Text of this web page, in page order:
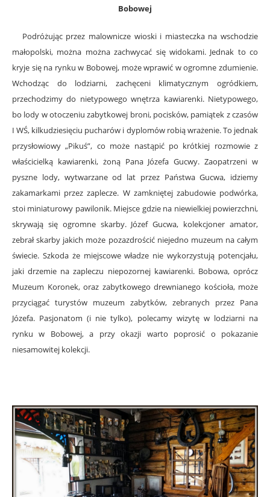
Bobowej
Podróżując przez malownicze wioski i miasteczka na wschodzie
małopolski, można można zachwycać się widokami. Jednak to co
kryje się na rynku w Bobowej, może wprawić w ogromne zdumienie.
Wchodząc do lodziarni, zachęceni klimatycznym ogródkiem,
przechodzimy do nietypowego wnętrza kawiarenki. Nietypowego,
bo lody w otoczeniu zabytkowej broni, pocisków, pamiątek z czasów
I WŚ, kilkudziesięciu pucharów i dyplomów robią wrażenie. To jednak
przysłowiowy „Pikuś”, co może nastąpić po krótkiej rozmowie z
właścicielką kawiarenki, żoną Pana Józefa Gucwy. Zaopatrzeni w
pyszne lody, wytwarzane od lat przez Państwa Gucwa, idziemy
zakamarkami przez zaplecze. W zamkniętej zabudowie podwórka,
stoi miniaturowy pawilonik. Miejsce gdzie na niewielkiej powierzchni,
skrywają się ogromne skarby. Józef Gucwa, kolekcjoner amator,
zebrał skarby jakich może pozazdrościć niejedno muzeum na całym
świecie. Szkoda że miejscowe władze nie wykorzystują potencjału,
jaki drzemie na zapleczu niepozornej kawiarenki. Bobowa, oprócz
Muzeum Koronek, oraz zabytkowego drewnianego kościoła, może
przyciągać turystów muzeum zabytków, zebranych przez Pana
Józefa. Pasjonatom (i nie tylko), polecamy wizytę w lodziarni na
rynku w Bobowej, a przy okazji warto poprosić o pokazanie
niesamowitej kolekcji.